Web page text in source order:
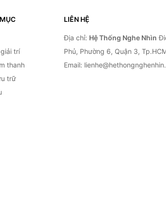
trí
thanh
trữ
LIÊN HỆ
Địa chỉ: Hệ Thống Nghe Nhìn
Phủ, Phường 6, Quận 3,
Email: